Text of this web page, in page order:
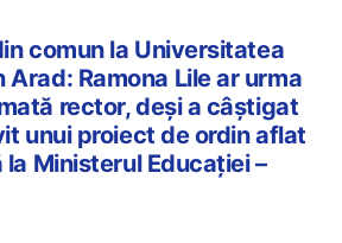
comun la Universitatea
Arad: Ramona Lile ar urma
rector, deși a câștigat
unui proiect de ordin aflat
Ministerul Educației –